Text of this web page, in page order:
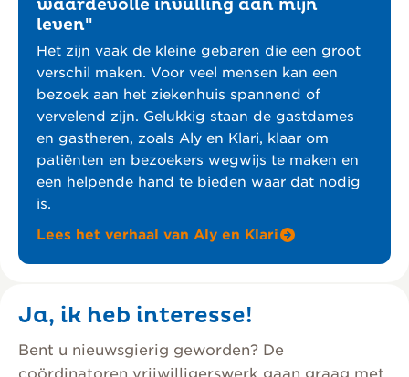
waardevolle invulling aan mijn
leven"
Het zijn vaak de kleine gebaren die een groot
verschil maken. Voor veel mensen kan een
bezoek aan het ziekenhuis spannend of
vervelend zijn. Gelukkig staan de gastdames
en gastheren, zoals Aly en Klari, klaar om
patiënten en bezoekers wegwijs te maken en
een helpende hand te bieden waar dat nodig
is.
Lees het verhaal van Aly en Klari
Ja, ik heb interesse!
Bent u nieuwsgierig geworden? De